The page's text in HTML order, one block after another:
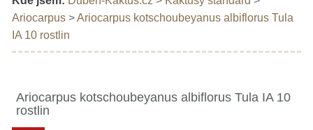
Ariocarpus >Ariocarpus kotschoubeyanus albiflorus Tula
IA 10 rostlin
Ariocarpus kotschoubeyanus albiflorus Tula IA 10
rostlin